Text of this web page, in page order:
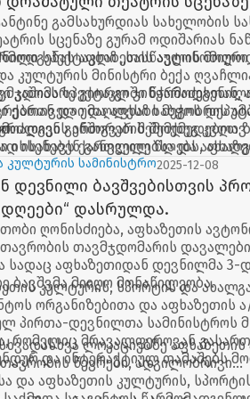
მიხედვით
მოლოდინში“
გამსახურდიას სახელობის
სცენაზე გურამ ოდიშარიას
სპექტაკლი „სასწაულის
აფხაზეთის
კულტურის მინისტრი ბექა
გიორგი ჯინჭარაძესთან,
და უმაღლესი საბჭოს
კაშიას სპექტაკლში
ქართველი და აფხაზი მეგობრის
განშორების შემდეგ კვლავ
იხსენებენ განვლილ წლებს,
ცხოვრებას.
ერთგვარ შემოქმედებით
ისახავს ქართველებსა და
შედეგად გაწყვეტილი
კულტურის სამინისტრო2025-12-08
დევნილი ბავშვებისთვის
დღეები“ დასრულდა.
ღონისძიება, აფხაზეთის
თავმჯდომარის
სადაც აფხაზეთიდან დევნილმა 3-
ბავშვმა მიიღო მონაწილეობა.
კულტურის, სპორტის და
ორგანიზებითა და აფხაზეთის
პირთა-დევნილთა სამინისტროს
რომელიც მრავალფეროვან
და ინტერაქტიულ თამაშებს
ლოკაციებზე
წევრები, ადგილობრივი
და აფხაზეთის კულტურის,